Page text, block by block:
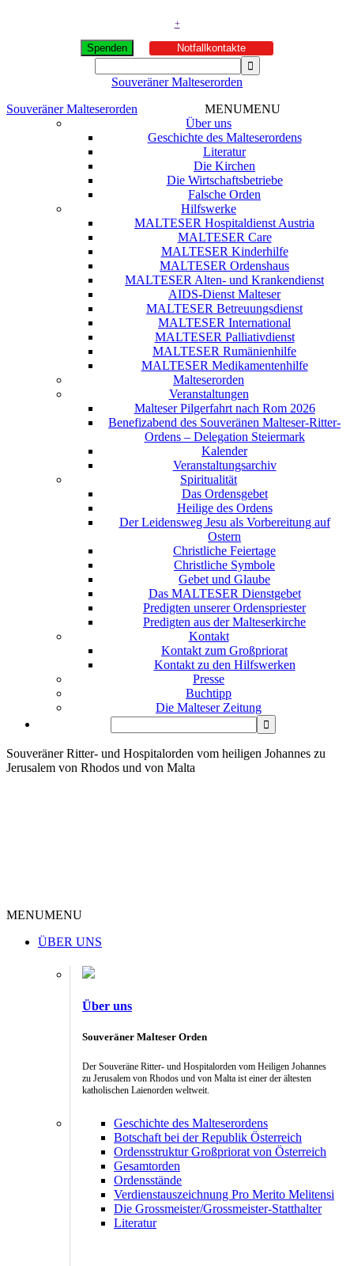
+
Spenden Notfallkontakte
Souveräner Malteserorden
Souveräner Malteserorden
MENUMENU
Über uns
Geschichte des Malteserordens
Literatur
Die Kirchen
Die Wirtschaftsbetriebe
Falsche Orden
Hilfswerke
MALTESER Hospitaldienst Austria
MALTESER Care
MALTESER Kinderhilfe
MALTESER Ordenshaus
MALTESER Alten- und Krankendienst
AIDS-Dienst Malteser
MALTESER Betreuungsdienst
MALTESER International
MALTESER Palliativdienst
MALTESER Rumänienhilfe
MALTESER Medikamentenhilfe
Malteserorden
Veranstaltungen
Malteser Pilgerfahrt nach Rom 2026
Benefizabend des Souveränen Malteser-Ritter-
Ordens – Delegation Steiermark
Kalender
Veranstaltungsarchiv
Spiritualität
Das Ordensgebet
Heilige des Ordens
Der Leidensweg Jesu als Vorbereitung auf
Ostern
Christliche Feiertage
Christliche Symbole
Gebet und Glaube
Das MALTESER Dienstgebet
Predigten unserer Ordenspriester
Predigten aus der Malteserkirche
Kontakt
Kontakt zum Großpriorat
Kontakt zu den Hilfswerken
Presse
Buchtipp
Die Malteser Zeitung
Souveräner Ritter- und Hospitalorden vom heiligen Johannes zu
Jerusalem von Rhodos und von Malta
MENUMENU
ÜBER UNS
Über uns
Souveräner Malteser Orden
Der Souveräne Ritter- und Hospitalorden vom Heiligen Johannes
zu Jerusalem von Rhodos und von Malta ist einer der ältesten
katholischen Laienorden weltweit.
Geschichte des Malteserordens
Botschaft bei der Republik Österreich
Ordensstruktur Großpriorat von Österreich
Gesamtorden
Ordensstände
Verdienstauszeichnung Pro Merito Melitensi
Die Grossmeister/Grossmeister-Statthalter
Literatur